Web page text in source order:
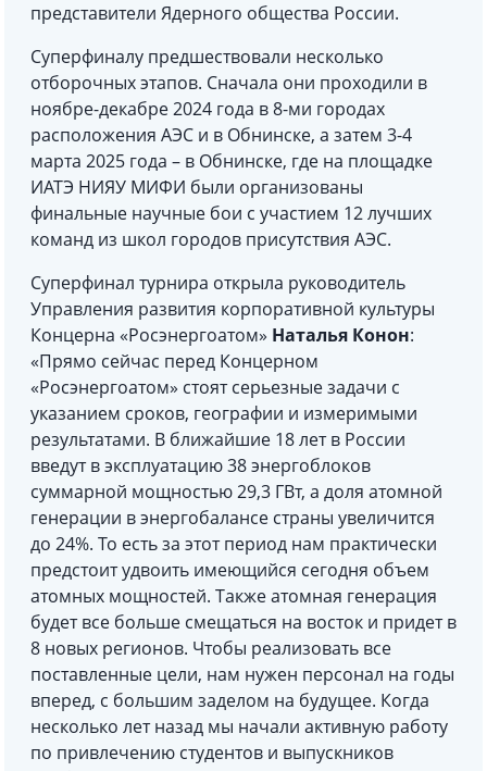
представители Ядерного общества России.
Суперфиналу предшествовали несколько
отборочных этапов. Сначала они проходили в
ноябре-декабре 2024 года в 8-ми городах
расположения АЭС и в Обнинске, а затем 3-4
марта 2025 года – в Обнинске, где на площадке
ИАТЭ НИЯУ МИФИ были организованы
финальные научные бои с участием 12 лучших
команд из школ городов присутствия АЭС.
Суперфинал турнира открыла руководитель
Управления развития корпоративной культуры
Концерна «Росэнергоатом» Наталья Конон:
«Прямо сейчас перед Концерном
«Росэнергоатом» стоят серьезные задачи с
указанием сроков, географии и измеримыми
результатами. В ближайшие 18 лет в России
введут в эксплуатацию 38 энергоблоков
суммарной мощностью 29,3 ГВт, а доля атомной
генерации в энергобалансе страны увеличится
до 24%. То есть за этот период нам практически
предстоит удвоить имеющийся сегодня объем
атомных мощностей. Также атомная генерация
будет все больше смещаться на восток и придет в
8 новых регионов. Чтобы реализовать все
поставленные цели, нам нужен персонал на годы
вперед, с большим заделом на будущее. Когда
несколько лет назад мы начали активную работу
по привлечению студентов и выпускников